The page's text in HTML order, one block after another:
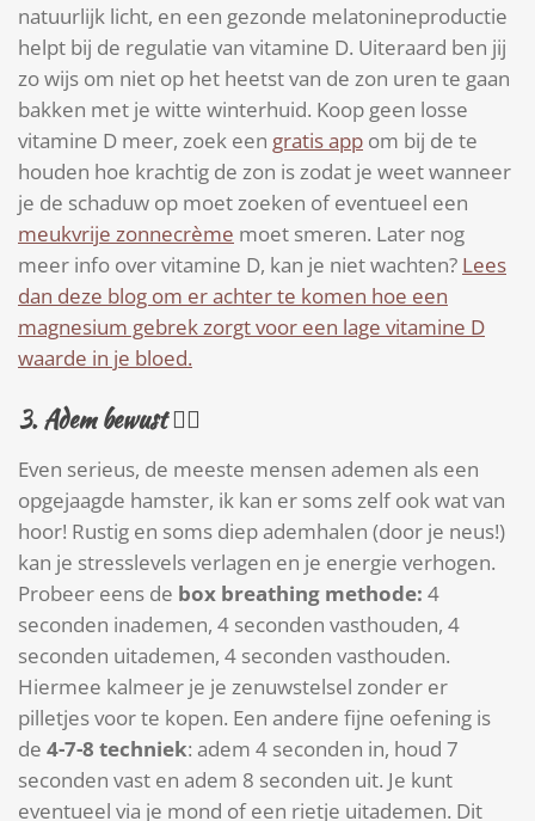
natuurlijk licht, en een gezonde melatonineproductie
helpt bij de regulatie van vitamine D. Uiteraard ben jij
zo wijs om niet op het heetst van de zon uren te gaan
bakken met je witte winterhuid. Koop geen losse
vitamine D meer, zoek een gratis app om bij de te
houden hoe krachtig de zon is zodat je weet wanneer
je de schaduw op moet zoeken of eventueel een
meukvrije zonnecrème moet smeren. Later nog
meer info over vitamine D, kan je niet wachten? Lees
dan deze blog om er achter te komen hoe een
magnesium gebrek zorgt voor een lage vitamine D
waarde in je bloed.
3.Adem bewust😮‍💨
Even serieus, de meeste mensen ademen als een
opgejaagde hamster, ik kan er soms zelf ook wat van
hoor! Rustig en soms diep ademhalen (door je neus!)
kan je stresslevels verlagen en je energie verhogen.
Probeer eens de box breathing methode: 4
seconden inademen, 4 seconden vasthouden, 4
seconden uitademen, 4 seconden vasthouden.
Hiermee kalmeer je je zenuwstelsel zonder er
pilletjes voor te kopen. Een andere fijne oefening is
de 4-7-8 techniek: adem 4 seconden in, houd 7
seconden vast en adem 8 seconden uit. Je kunt
eventueel via je mond of een rietje uitademen. Dit